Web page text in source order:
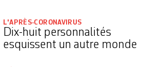
L'APRÈS-CORONAVIRUS
Dix-huit personnalités
esquissent un autre monde